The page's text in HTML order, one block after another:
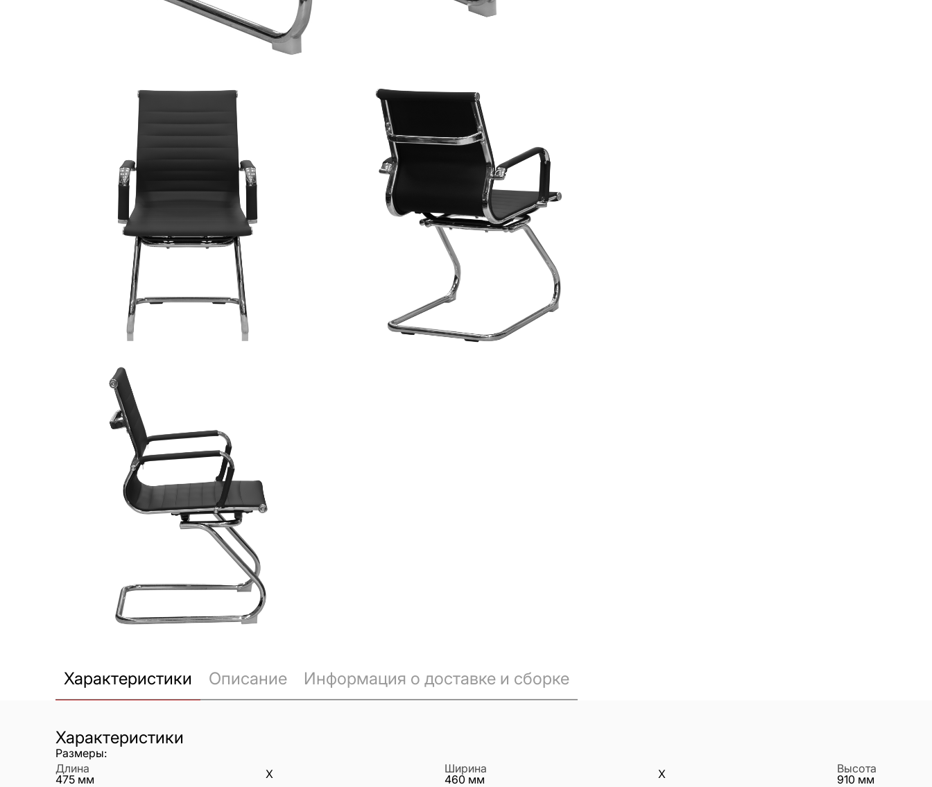
Характеристики Описание Информация о доставке и сборке
Характеристики
Размеры:
Длина
475 мм X
Ширина
460 мм X
Высота
910 мм